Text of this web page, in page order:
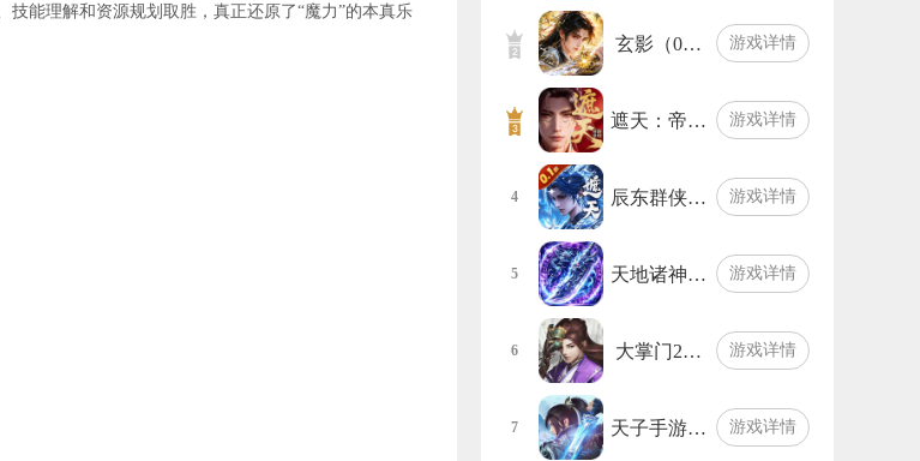
能理解和资源规划取胜，真正还原了“魔力”的本真乐
玄影（0… 游戏详情
遮天：帝… 游戏详情
4 辰东群侠… 游戏详情
5 天地诸神… 游戏详情
6 大掌门2… 游戏详情
7 天子手游… 游戏详情